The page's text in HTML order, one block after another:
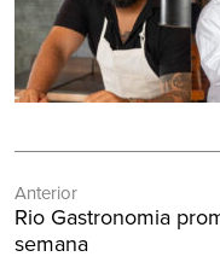
de
Post
Anterior
Post
Anterior:
Rio Gastronomia
semana